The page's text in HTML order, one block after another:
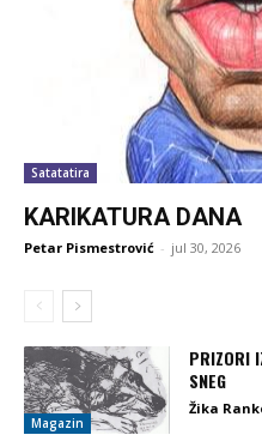
Satatatira
KARIKATURA DANA
Petar Pismestrović - jul 30, 2026
Magazin
PRIZORI
SNEG
Žika